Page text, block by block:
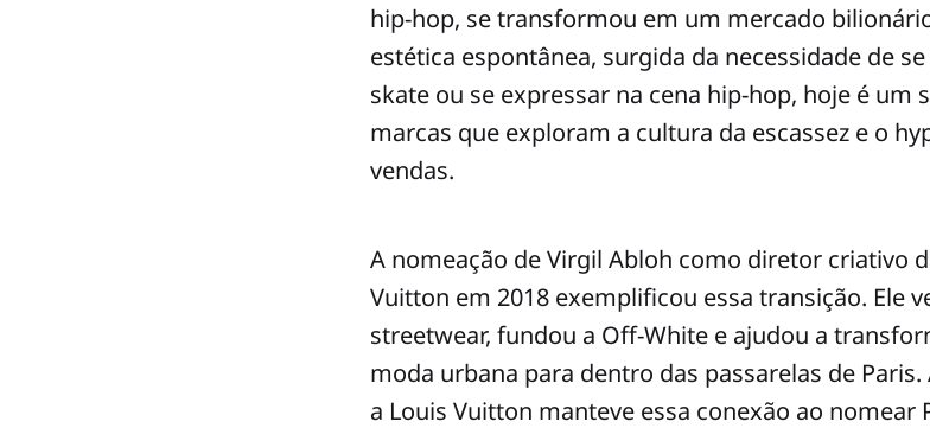
hip-hop, se transformou em um mercado
estética espontânea, surgida da necessidade de
skate ou se expressar na cena hip-hop, hoje é
marcas que exploram a cultura da escassez e o
vendas.
A nomeação de Virgil Abloh como diretor criativo
Vuitton em 2018 exemplificou essa transição. Ele
streetwear, fundou a Off-White e ajudou a
moda urbana para dentro das passarelas de
a Louis Vuitton manteve essa conexão ao nomear